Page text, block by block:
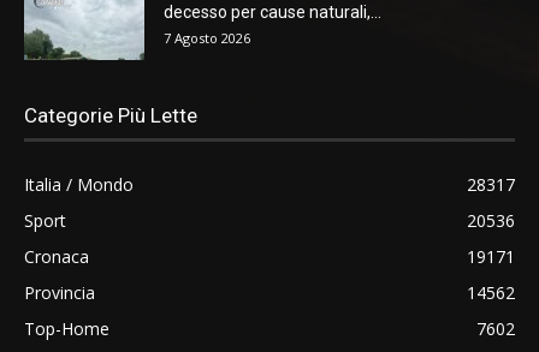
decesso per cause naturali,...
7 Agosto 2026
Categorie Più Lette
Italia / Mondo
28317
Sport
20536
Cronaca
19171
Provincia
14562
Top-Home
7602